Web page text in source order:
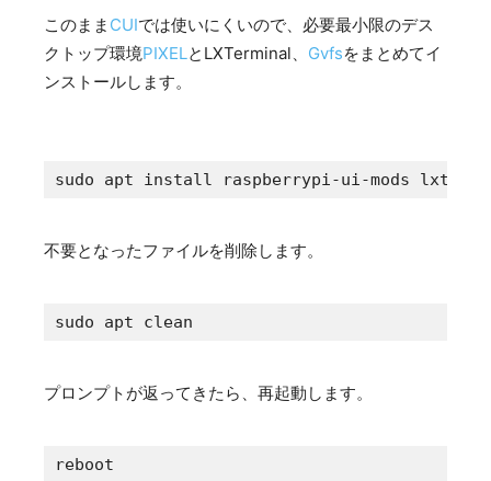
このまま CUIでは使いにくいので、必要最小限のデス
クトップ環境PIXELとLXTerminal、 Gvfsをまとめてイ
ンストールします。
sudo apt install raspberrypi-ui-mods
不要となったファイルを削除します。
sudo apt clean
プロンプトが返ってきたら、再起動します。
reboot